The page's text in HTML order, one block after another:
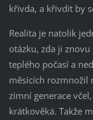
křivda, a křivdit by
Realita je natolik
otázku, zda ji
teplého počasí a
měsících rozmnožil
zimní generace
krátkověká. Takže